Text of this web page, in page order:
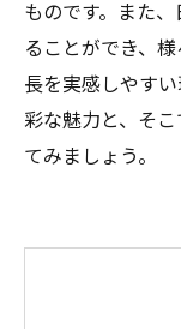
ものです。また
ることができ、
長を実感しやす
彩な魅力と、そ
てみましょう。